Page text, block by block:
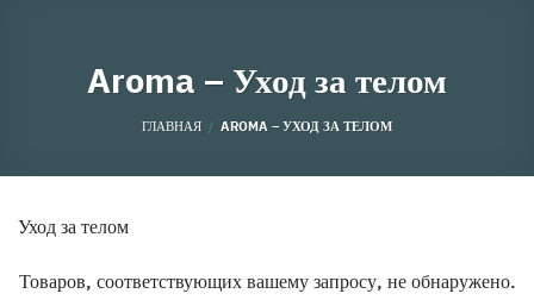
Aroma – Уход за телом
ГЛАВНАЯ / AROMA – УХОД ЗА ТЕЛОМ
Уход за телом
Товаров, соответствующих вашему запросу, не обнаружено.